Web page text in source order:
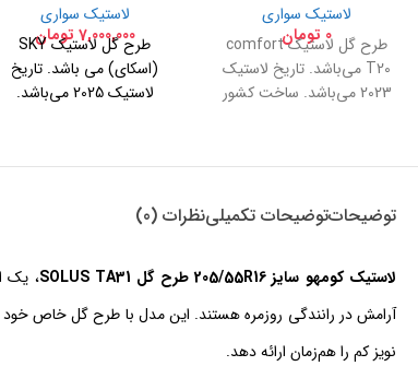
لاستیک سواری
0 تومانطرح گل لاستیک comfort
T20 می‌باشد. تاریخ لاستیک
2023 می‌باشد. ساخت کشور
لاستیک سواری
7,000,000 تومانطرح گل لاستیک SKY
(اسکای) می باشد. تاریخ
لاستیک 2025 می‌باشد.
توضیحاتتوضیحات تکمیلینظرات (0)
لاستیک کومهو سایز 205/55R16 طرح گل SOLUS TA31
، یک
آرامش در رانندگی روزمره هستند. این مدل با طرح گل خاص
نویز کم را هم‌زمان ارائه دهد.